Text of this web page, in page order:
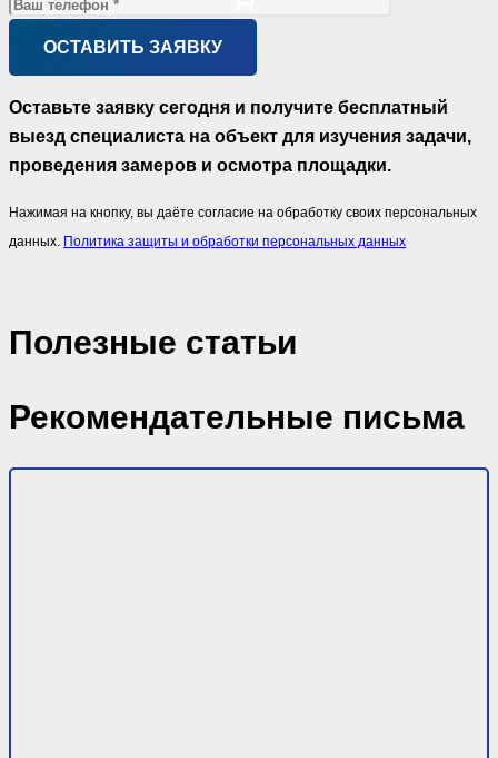
Оставьте заявку сегодня и получите бесплатный
выезд специалиста на объект для изучения задачи,
проведения замеров и осмотра площадки.
Нажимая на кнопку, вы даёте согласие на обработку своих персональных
данных. Политика защиты и обработки персональных данных
Полезные статьи
Рекомендательные письма